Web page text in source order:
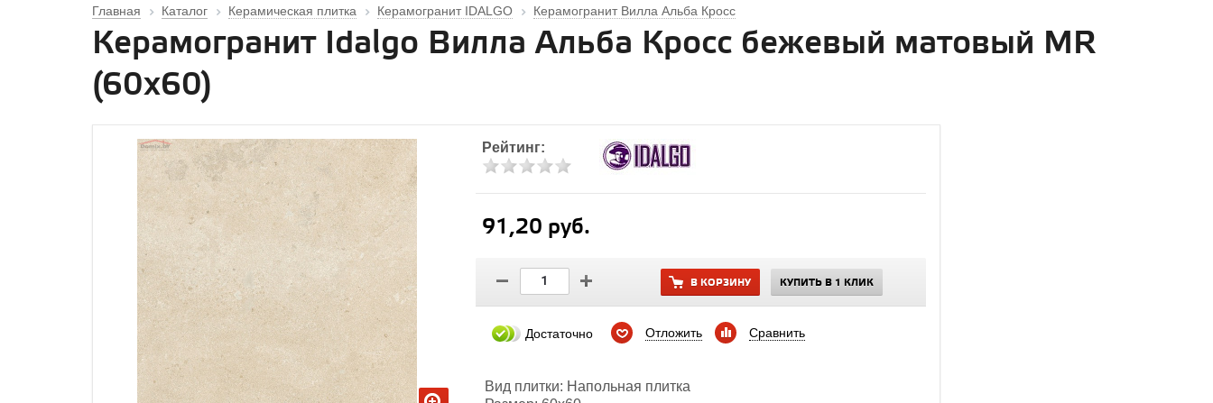
Главная Каталог Керамическая плитка Керамогранит IDALGO Керамогранит Вилла Альба Кросс
Керамогранит Idalgo Вилла Альба Кросс бежевый матовый MR
(60х60)
Рейтинг:
91,20 руб.
В КОРЗИНУ КУПИТЬ В 1 КЛИК
Достаточно Отложить Сравнить
Вид плитки: Напольная плитка